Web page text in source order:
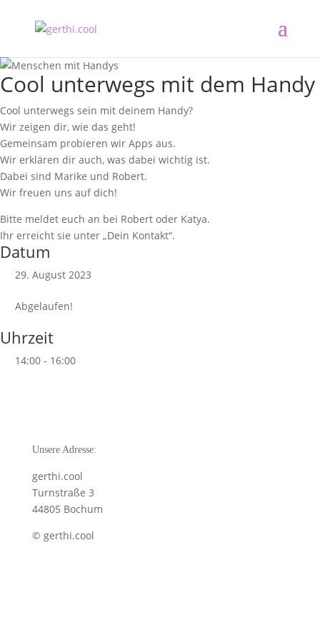
Cool unterwegs mit dem Handy
Cool unterwegs sein mit deinem Handy?
Wir zeigen dir, wie das geht!
Gemeinsam probieren wir Apps aus.
Wir erklären dir auch, was dabei wichtig ist.
Dabei sind Marike und Robert.
Wir freuen uns auf dich!
Bitte meldet euch an bei Robert oder Katya.
Ihr erreicht sie unter „Dein Kontakt“.
Datum
29. August 2023
Abgelaufen!
Uhrzeit
14:00 - 16:00
Unsere Adresse:
gerthi.cool
Turnstraße 3
44805 Bochum
© gerthi.cool